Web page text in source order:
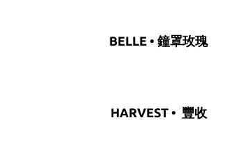
BELLE • 鐘罩玫瑰
HARVEST • 豐收